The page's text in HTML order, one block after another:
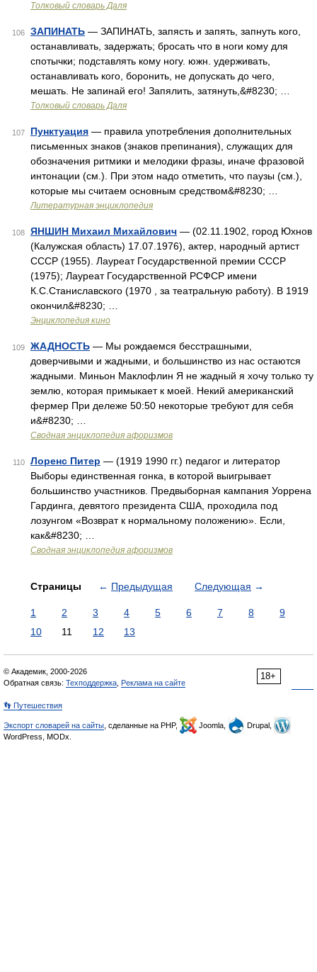
Толковый словарь Даля
106 ЗАПИНАТЬ — ЗАПИНАТЬ, запясть и запять, запнуть кого,
останавливать, задержать; бросать что в ноги кому для
спотычки; подставлять кому ногу. южн. удерживать,
останавливать кого, боронить, не допускать до чего,
мешать. Не запинай его! Запялить, затянуть,&#8230; …
Толковый словарь Даля
107 Пунктуация — правила употребления дополнительных
письменных знаков (знаков препинания), служащих для
обозначения ритмики и мелодики фразы, иначе фразовой
интонации (см.). При этом надо отметить, что паузы (см.),
которые мы считаем основным средством&#8230; …
Литературная энциклопедия
108 ЯНШИН Михаил Михайлович — (02.11.1902, город Юхнов
(Калужская область) 17.07.1976), актер, народный артист
СССР (1955). Лауреат Государственной премии СССР
(1975); Лауреат Государственной РСФСР имени
К.С.Станиславского (1970 , за театральную работу). В 1919
окончил&#8230; …
Энциклопедия кино
109 ЖАДНОСТЬ — Мы рождаемся бесстрашными,
доверчивыми и жадными, и большинство из нас остаются
жадными. Миньон Маклофлин Я не жадный я хочу только ту
землю, которая примыкает к моей. Некий американский
фермер При дележе 50:50 некоторые требуют для себя
и&#8230; …
Сводная энциклопедия афоризмов
110 Лоренс Питер — (1919 1990 гг.) педагог и литератор
Выборы единственная гонка, в которой выигрывает
большинство участников. Предвыборная кампания Уоррена
Гардинга, девятого президента США, проходила под
лозунгом «Возврат к нормальному положению». Если,
как&#8230; …
Сводная энциклопедия афоризмов
Страницы ← Предыдущая Следующая →
1 2 3 4 5 6 7 8
9
10
11 12 13
18+
© Академик, 2000-2026
Обратная связь: Техподдержка Реклама на сайте
👣 Путешествия
Экспорт словарей на сайты , сделанные на PHP, Joomla,
Drupal,
WordPress, MODx.